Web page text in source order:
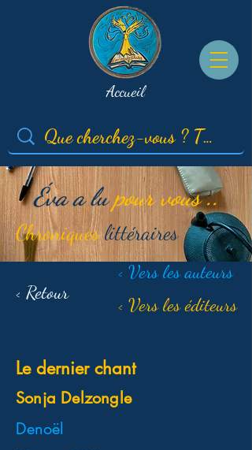
Accueil
Éva a lupour vous ..
Chroniqueslittéraires
< Retour
< Vers les auteurs
< Vers les éditeurs
Le dernier chant
Sonja Delzongle
Denoël